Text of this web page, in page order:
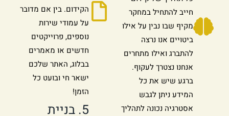
חייב להתחיל במחקר
מקיף שבו נבין על אילו
ביטויים אנו נרצה
להתברג ואילו מתחרים
אנחנו נצטרך לעקוף.
ברגע שיש את כל
המידע ניתן לגבש
אסטרגיה נכונה לתהליך
הקידום. בין אם מדובר
על עמודי שירות
נוספים, פרוייקטים
חדשים או מאמרים
בבלוג, האתר שלכם
ישאר חי ובועט כל
הזמן!
5. בניית